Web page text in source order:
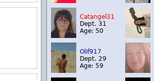
Catangel31
Dept. 31
Age: 50
Olif917
Dept. 29
Age: 59